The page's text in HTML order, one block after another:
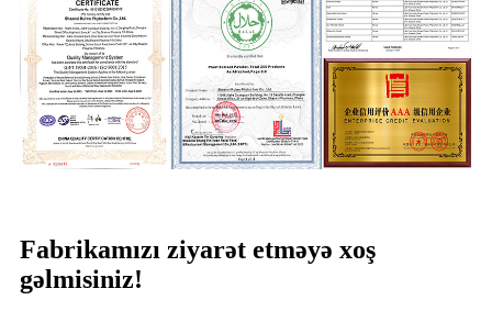
Fabrikamızı ziyarət etməyə xoş
gəlmisiniz!